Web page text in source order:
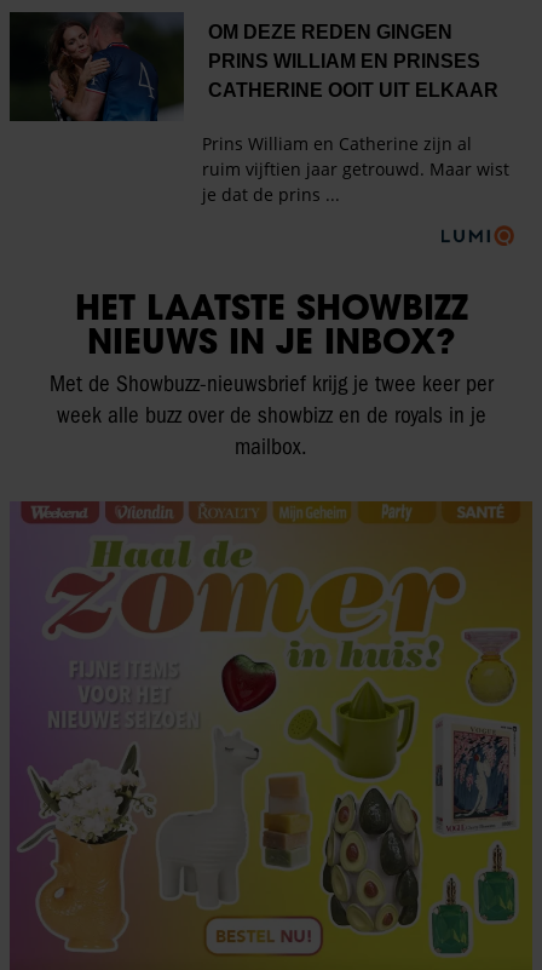
HET LAATSTE SHOWBIZZ
NIEUWS IN JE INBOX?
Met de Showbuzz-nieuwsbrief krijg je twee keer per
week alle buzz over de showbizz en de royals in je
mailbox.